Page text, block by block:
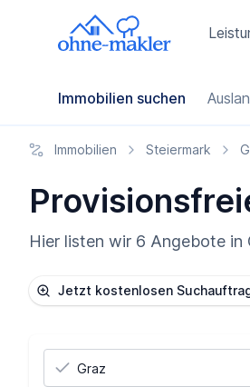
Immobilien suchen
Immobilien Steiermark
Hier listen wir 6 Angebote in
Jetzt kostenlosen